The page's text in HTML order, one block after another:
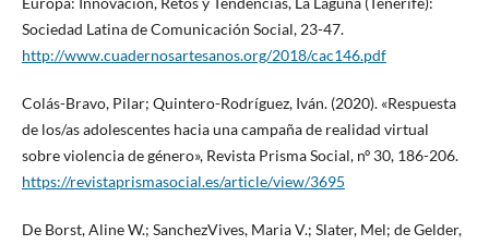
Sociedad Latina de Comunicación Social, 23-47.
http://www.cuadernosartesanos.org/2018/cac146.pdf
Colás-Bravo, Pilar; Quintero-Rodríguez, Iván. (2020). «Respuesta
de los/as adolescentes hacia una campaña de realidad virtual
sobre violencia de género», Revista Prisma Social, nº 30, 186-206.
https://revistaprismasocial.es/article/view/3695
De Borst, Aline W.; SanchezVives, Maria V.; Slater, Mel; de Gelder,